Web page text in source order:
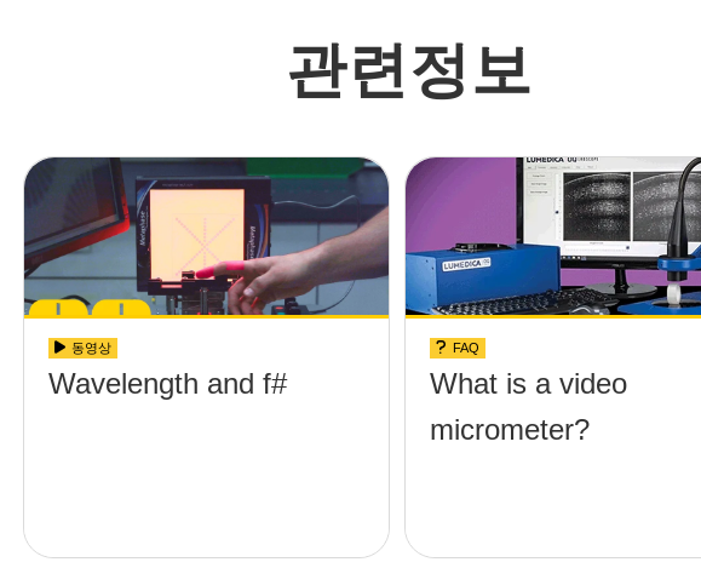
관련정보
동영상
Wavelength and f#
FAQ
What is a video
micrometer?